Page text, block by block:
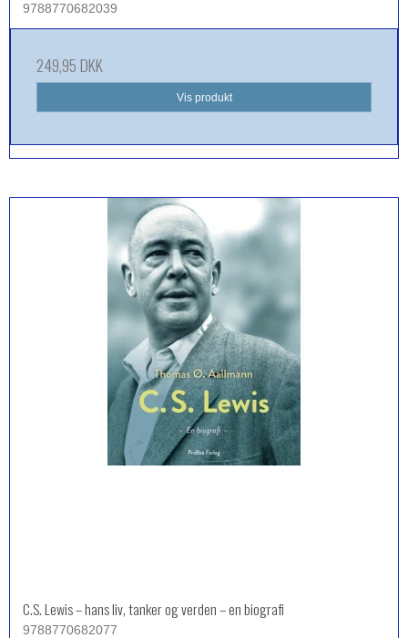
9788770682039
249,95 DKK
Vis produkt
C.S. Lewis – hans liv, tanker og verden – en biografi
9788770682077